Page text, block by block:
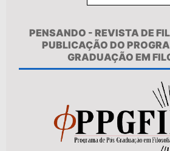
PENSANDO - REVISTA DE
PUBLICAÇÃO DO
GRADUAÇÃO EM